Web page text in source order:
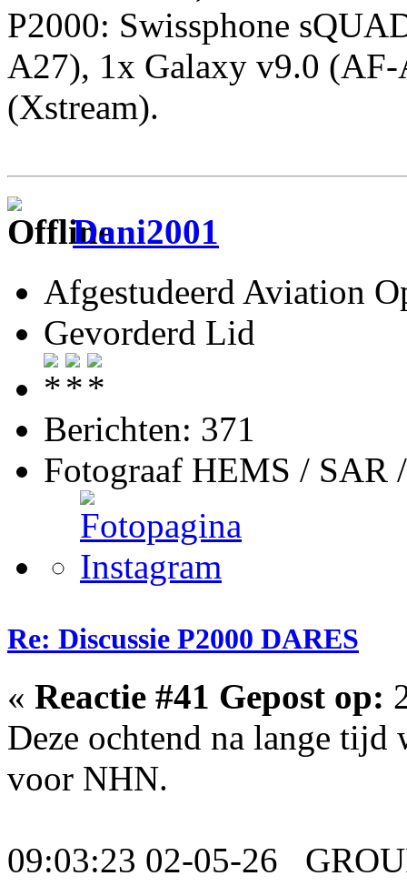
P2000: Swissphone
A27), 1x Galaxy v9.0
(Xstream).
Dani2001
Afgestudeerd Aviation
Gevorderd Lid
Berichten: 371
Fotograaf HEMS / SAR
Re: Discussie P2000 DARES
« Reactie #41 Gepost op:
Deze ochtend na lange tijd
voor NHN.
09:03:23 02-05-26